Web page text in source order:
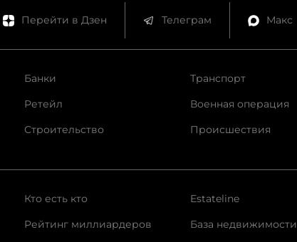
Перейти в Дзен Телеграм Макс
Банки
Ретейл
Строительство
Транспорт
Военная операция
Происшествия
Кто есть кто
Рейтинг миллиардеров
Estateline
База недвижимости